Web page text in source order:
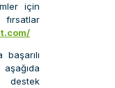
için